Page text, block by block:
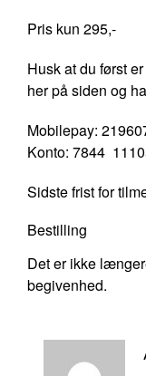
Pris kun 295,-
Husk at du først
her på siden og
Mobilepay:
Konto: 7844
Sidste frist for
Bestilling
Det er ikke
begivenhed.